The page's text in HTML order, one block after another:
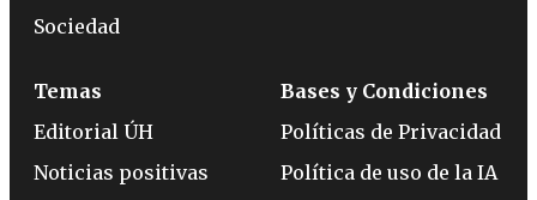
Sociedad
Temas
Editorial ÚH
Noticias positivas
Bases y Condiciones
Políticas de Privacidad
Política de uso de la IA